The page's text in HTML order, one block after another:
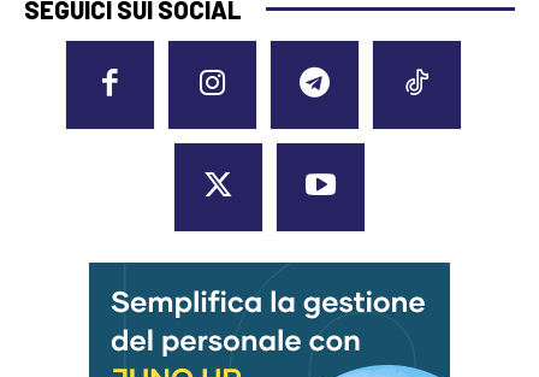
SEGUICI SUI SOCIAL